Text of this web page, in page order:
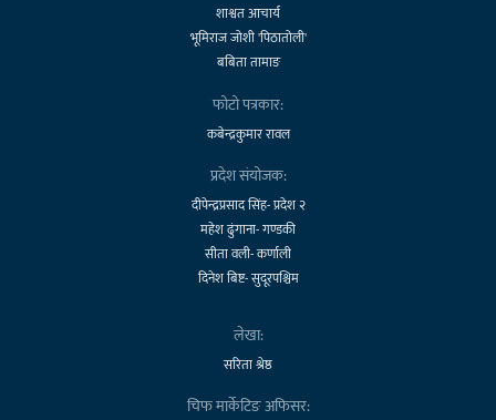
शाश्वत आचार्य
भूमिराज जोशी 'पिठातोली'
बबिता तामाङ
फोटो पत्रकार:
कबेन्द्रकुमार रावल
प्रदेश संयोजक:
दीपेन्द्रप्रसाद सिंह- प्रदेश २
महेश ढुंगाना- गण्डकी
सीता वली- कर्णाली
दिनेश बिष्ट- सुदूरपश्चिम
लेखा:
सरिता श्रेष्ठ
चिफ मार्केटिङ अफिसर: